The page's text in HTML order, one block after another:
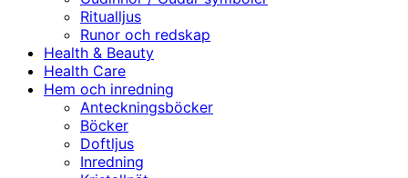
Ritualljus
Runor och redskap
Health & Beauty
Health Care
Hem och inredning
Anteckningsböcker
Böcker
Doftljus
Inredning